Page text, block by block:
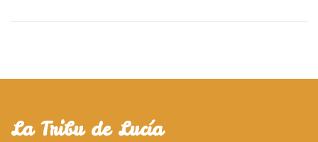
La Tribu de Lucía